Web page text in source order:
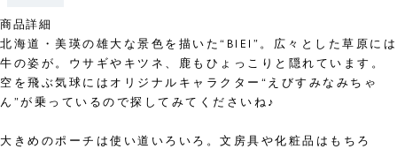
商品詳細
北海道・美瑛の雄大な景色を描いた“BIEI”。広々とした草原には
牛の姿が。ウサギやキツネ、鹿もひょっこりと隠れています。
空を飛ぶ気球にはオリジナルキャラクター“えびすみなみちゃ
ん”が乗っているので探してみてくださいね♪
大きめのポーチは使い道いろいろ。文房具や化粧品はもちろ